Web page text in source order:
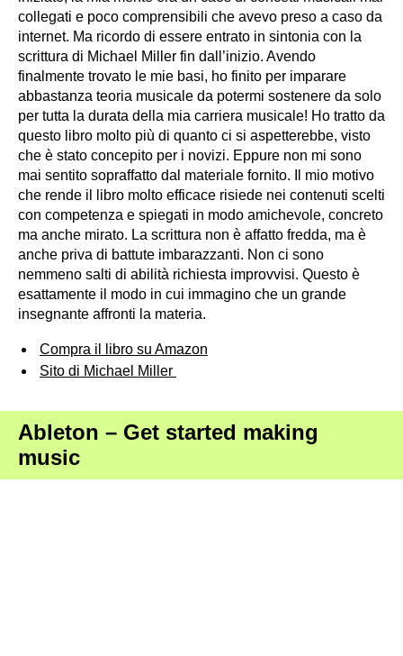
collegati e poco comprensibili che avevo preso a caso da
internet. Ma ricordo di essere entrato in sintonia con la
scrittura di Michael Miller fin dall’inizio. Avendo
finalmente trovato le mie basi, ho finito per imparare
abbastanza teoria musicale da potermi sostenere da solo
per tutta la durata della mia carriera musicale! Ho tratto da
questo libro molto più di quanto ci si aspetterebbe, visto
che è stato concepito per i novizi. Eppure non mi sono
mai sentito sopraffatto dal materiale fornito. Il mio motivo
che rende il libro molto efficace risiede nei contenuti scelti
con competenza e spiegati in modo amichevole, concreto
ma anche mirato. La scrittura non è affatto fredda, ma è
anche priva di battute imbarazzanti. Non ci sono
nemmeno salti di abilità richiesta improvvisi. Questo è
esattamente il modo in cui immagino che un grande
insegnante affronti la materia.
Compra il libro su Amazon
Sito di Michael Miller
Ableton – Get started making
music